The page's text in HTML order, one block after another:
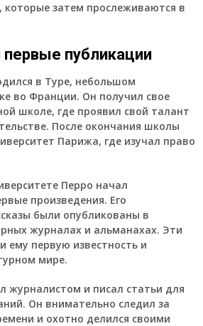
которые затем прослеживаются в
первые публикации
в Туре, небольшом
во Франции. Он получил свое
школе, где проявил свой талант
После окончания школы
Парижа, где изучал право
Перро начал
произведения. Его
были опубликованы в
журналах и альманахах. Эти
ему первую известность и
мире.
журналистом и писал статьи для
Он внимательно следил за
и охотно делился своими